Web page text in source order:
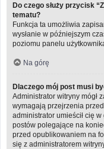
Do czego służy przycisk
tematu?
Funkcja ta umożliwia
wysłanie w późniejszym
poziomu panelu
Na górę
Dlaczego mój post musi
Administrator witryny mógł
wymagają przejrzenia
administrator umieścił cię
postów polegające na
przed opublikowaniem na
się z administratorem